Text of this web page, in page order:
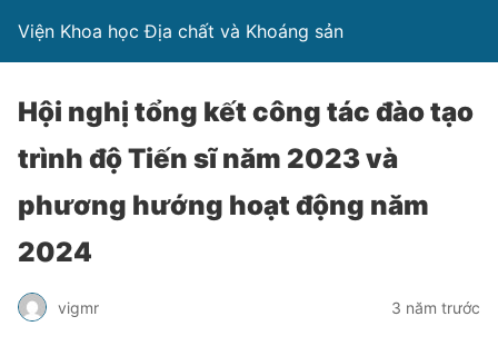
Viện Khoa học Địa chất và Khoáng sản
Hội nghị tổng kết công tác đào tạo
trình độ Tiến sĩ năm 2023 và
phương hướng hoạt động năm
2024
vigmr 3 năm trước